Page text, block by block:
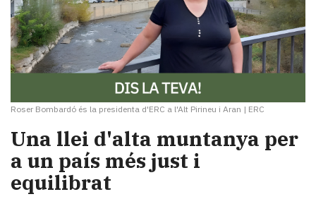
Roser Bombardó és la presidenta d'ERC a l'Alt Pirineu i Aran | ERC
Una llei d'alta muntanya per
a un país més just i
equilibrat